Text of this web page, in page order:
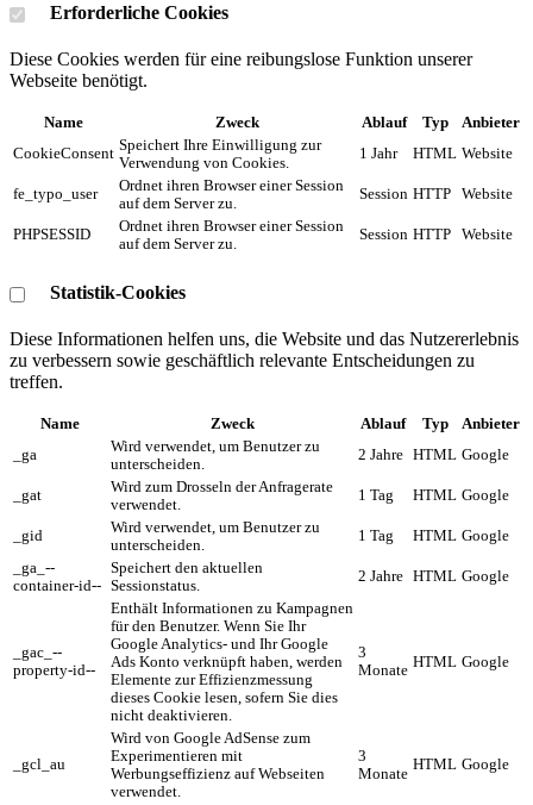
Erforderliche Cookies
Diese Cookies werden für eine reibungslose Funktion unserer
Webseite benötigt.
Name Zweck Ablauf Typ
Anbieter
CookieConsent Speichert Ihre Einwilligung zur
Verwendung von Cookies.
1 Jahr HTML Website
fe_typo_user
Ordnet ihren Browser einer Session
auf dem Server zu.
Session HTTP Website
PHPSESSID
Ordnet ihren Browser einer Session
auf dem Server zu.
Session HTTP Website
Statistik-Cookies
Diese Informationen helfen uns, die Website und das Nutzererlebnis
zu verbessern sowie geschäftlich relevante Entscheidungen zu
treffen.
Name Zweck Ablauf Typ
Anbieter
_ga
Wird verwendet, um Benutzer zu
unterscheiden.
2 Jahre HTML Google
_gat
Wird zum Drosseln der Anfragerate
verwendet.
1 Tag HTML Google
_gid
Wird verwendet, um Benutzer zu
unterscheiden.
1 Tag HTML Google
_ga_--
container-id--
Speichert den aktuellen
Sessionstatus.
2 Jahre HTML Google
_gac_--
property-id--
Enthält Informationen zu Kampagnen
für den Benutzer. Wenn Sie Ihr
Google Analytics- und Ihr Google
Ads Konto verknüpft haben, werden
Elemente zur Effizienzmessung
dieses Cookie lesen, sofern Sie dies
nicht deaktivieren.
3
Monate HTML Google
_gcl_au
Wird von Google AdSense zum
Experimentieren mit
Werbungseffizienz auf Webseiten
verwendet.
3
Monate
HTML Google